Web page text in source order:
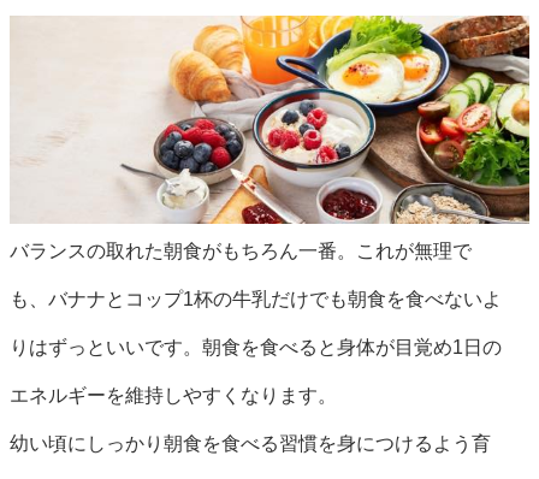
バランスの取れた朝食がもちろん一番。これが無理で
も、バナナとコップ1杯の牛乳だけでも朝食を食べないよ
りはずっといいです。朝食を食べると身体が目覚め1日の
エネルギーを維持しやすくなります。
幼い頃にしっかり朝食を食べる習慣を身につけるよう育